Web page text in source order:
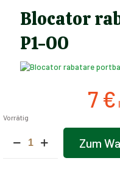
Blocator
P1-00
7 €
Vorrätig
rabatare
Zum
Alternative: